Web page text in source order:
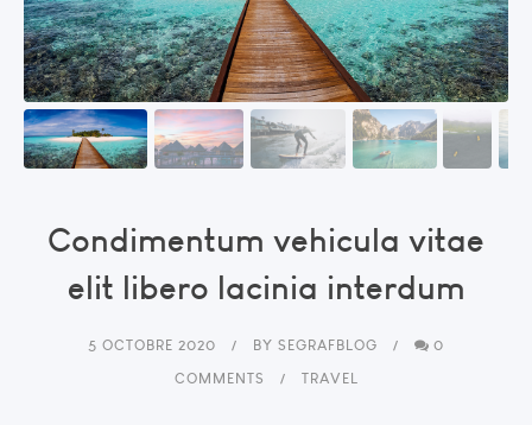
Condimentum vehicula vitae
elit libero lacinia interdum
5 OCTOBRE 2020 BY SEGRAFBLOG
0
COMMENTS
TRAVEL